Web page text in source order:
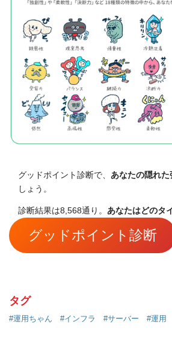
グッドポイント診断で、 あなたの隠れた
しょう。
診断結果は8,568通り。 あなたはどのタ
グッドポイント診断
タグ
#運用ちゃん #インフラ #サーバー #運用